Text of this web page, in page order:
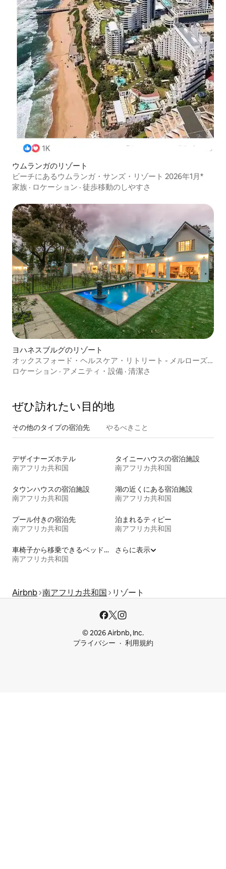
ウムランガのリゾート
ビーチにあるウムランガ・サンズ・リゾート 2026年1月*
家族 · ロケーション · 徒歩移動のしやすさ
ヨハネスブルグのリゾート
オックスフォード・ヘルスケア・リトリート - メルローズ -
ヨハネスブルグ
ロケーション · アメニティ・設備 · 清潔さ
ぜひ訪⁠れ⁠た⁠い目⁠的⁠地
その他のタ⁠イ⁠プ⁠の宿⁠泊⁠先 やるべきこと
デザイナーズホテル
南アフリカ共和国
タイニーハウスの宿泊施設
南アフリカ共和国
タウンハウスの宿泊施設
南アフリカ共和国
湖の近くにある宿泊施設
南アフリカ共和国
プール付きの宿泊先
南アフリカ共和国
泊まれるティピー
南アフリカ共和国
車椅子から移乗できるベッドがある宿泊施設
南アフリカ共和国
さらに表示
Airbnb 南アフリカ共和国 リゾート
© 2026 Airbnb, Inc.
プライバシー
利用規約